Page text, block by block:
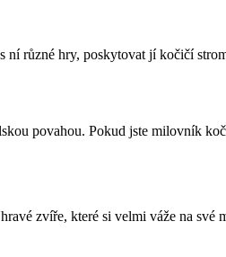
ní různé hry, poskytovat jí kočičí
povahou. Pokud jste milovník
zvíře, které si velmi váže na své